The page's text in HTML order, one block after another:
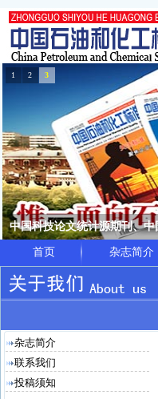
中国科技论文统计源期刊、
1 2 3
首页 杂志简介
杂志简介
联系我们
投稿须知